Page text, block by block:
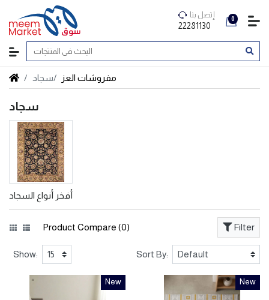
إتصل بنا
22281130
0
مفروشات العز سجاد
سجاد
أفخر أنواع السجاد
Filter
Product Compare (0)
Show: Sort By:
New New